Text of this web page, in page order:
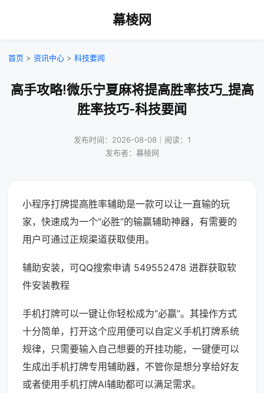
幕棱网
首页 > 资讯中心 > 科技要闻
高手攻略!微乐宁夏麻将提高胜率技巧_提高
胜率技巧-科技要闻
发布时间：2026-08-08｜阅读：1
发布者：幕棱网
小程序打牌提高胜率辅助是一款可以让一直输的玩
家，快速成为一个“必胜”的输赢辅助神器，有需要的
用户可通过正规渠道获取使用。
辅助安装，可QQ搜索申请 549552478 进群获取软
件安装教程
手机打牌可以一键让你轻松成为“必赢”。其操作方式
十分简单，打开这个应用便可以自定义手机打牌系统
规律，只需要输入自己想要的开挂功能，一键便可以
生成出手机打牌专用辅助器，不管你是想分享给好友
或者使用手机打牌AI辅助都可以满足需求。